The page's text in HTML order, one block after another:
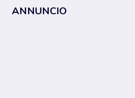
ANNUNCIO